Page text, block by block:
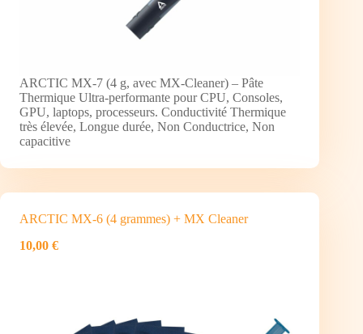
ARCTIC MX-7 (4 g, avec MX-Cleaner) – Pâte
Thermique Ultra-performante pour CPU, Consoles,
GPU, laptops, processeurs. Conductivité Thermique
très élevée, Longue durée, Non Conductrice, Non
capacitive
ARCTIC MX-6 (4 grammes) + MX Cleaner
10,00 €